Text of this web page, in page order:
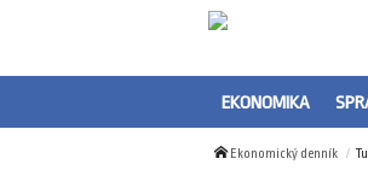
EKONOMIKA
Ekonomický denník